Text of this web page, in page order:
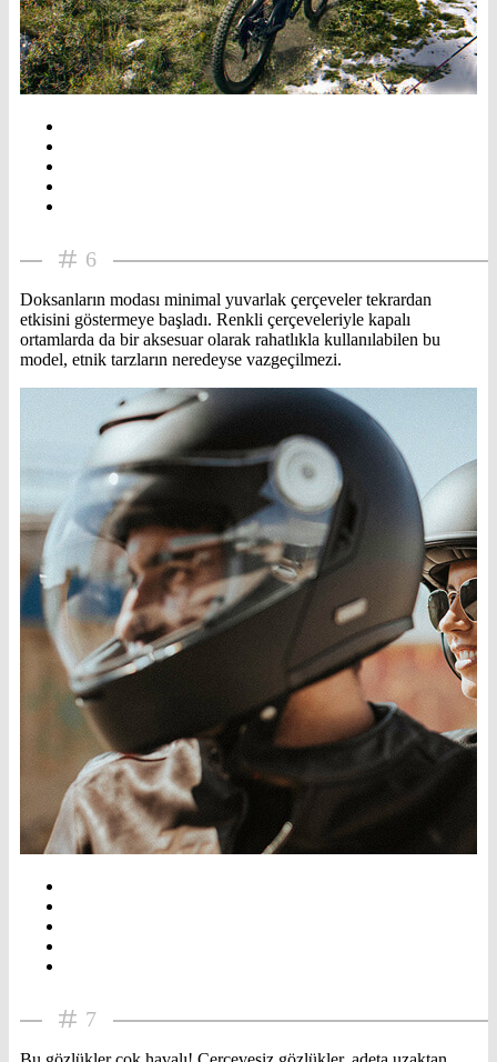
6
Doksanların modası minimal yuvarlak çerçeveler tekrardan
etkisini göstermeye başladı. Renkli çerçeveleriyle kapalı
ortamlarda da bir aksesuar olarak rahatlıkla kullanılabilen bu
model, etnik tarzların neredeyse vazgeçilmezi.
7